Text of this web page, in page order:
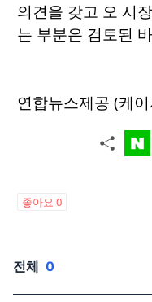
의견을 갖고 오 시
는 부분은 검토된
연합뉴스제공 (케
좋아요 0
전체 0